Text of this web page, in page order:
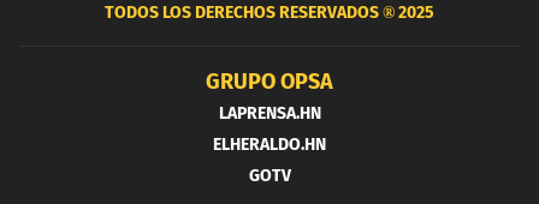
TODOS LOS DERECHOS RESERVADOS ®2025
GRUPO OPSA
LAPRENSA.HN
ELHERALDO.HN
GOTV